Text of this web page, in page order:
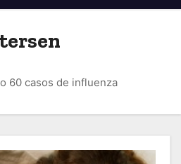
60 casos de influenza